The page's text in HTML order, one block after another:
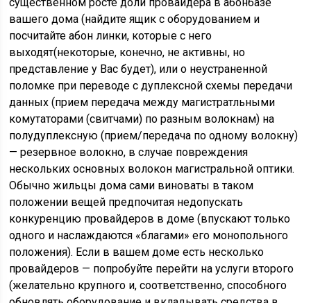
комутаторами (свитчами) по разным волокнам) на
полудуплексную (прием/передача по одному волокну)
— резервное волокно, в случае повреждения
нескольких основных волокон магистральной оптики.
Обычно жильцы дома сами виноваты в таком
положении вещей предпочитая недопускать
конкуренцию провайдеров в доме (впускают только
одного и наслаждаются «благами» его монопольного
положения). Если в вашем доме есть несколько
провайдеров — попробуйте перейти на услуги второго
(желательно крупного и, соответственно, способного
обновлять оборудование и вкладывать средства в
модернизацию сети), возможно его абонбаза и, таким
образом, нагрузки — меньше. Если нет — выберите
тариф, который соответствует фактическому
скоростному режиму. У точните у своего оператора
какие кабеля используются при передаче данных в